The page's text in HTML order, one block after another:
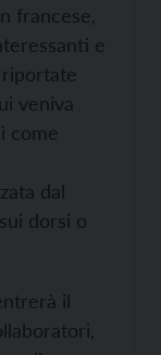
francese,
e
veniva
come
dal
dorsi o
il